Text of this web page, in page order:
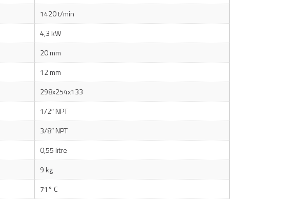
1420 t/min
4,3 kW
20 mm
12 mm
298x254x133
1/2″ NPT
3/8″ NPT
0,55 litre
9 kg
71° C